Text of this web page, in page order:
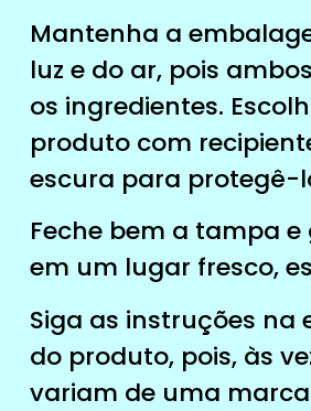
Mantenha a
luz e do ar, pois
os ingredientes.
produto com
escura para protegê-
Feche bem a tampa
em um lugar fresco,
Siga as instruções na
do produto, pois, às
variam de uma